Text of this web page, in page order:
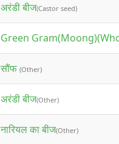
अरंडी बीज(Castor seed)
Green
सौंफ (Other)
अरंडी बीज(Other)
नारियल का बीज(Other)